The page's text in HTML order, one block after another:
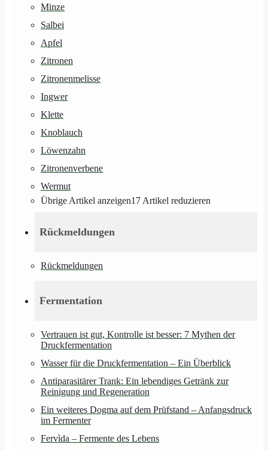
Minze
Salbei
Apfel
Zitronen
Zitronenmelisse
Ingwer
Klette
Knoblauch
Löwenzahn
Zitronenverbene
Wermut
Übrige Artikel anzeigen17 Artikel reduzieren
Rückmeldungen
Rückmeldungen
Fermentation
Vertrauen ist gut, Kontrolle ist besser: 7 Mythen der
Druckfermentation
Wasser für die Druckfermentation – Ein Überblick
Antiparasitärer Trank: Ein lebendiges Getränk zur
Reinigung und Regeneration
Ein weiteres Dogma auf dem Prüfstand – Anfangsdruck
im Fermenter
Fervìda – Fermente des Lebens